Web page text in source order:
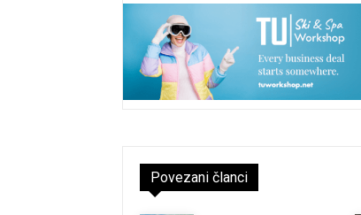
Povezani članci